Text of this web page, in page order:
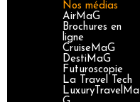
Nos médias
AirMaG
Brochures en
ligne
CruiseMaG
DestiMaG
Futuroscopie
La Travel Tech
LuxuryTravelMa